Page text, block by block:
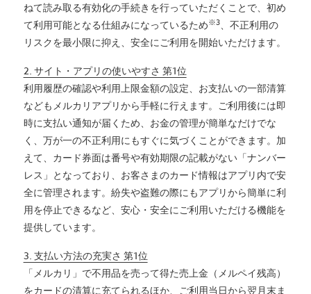
ねて読み取る有効化の手続きを行っていただくことで、初め
て利用可能となる仕組みになっているため※3、不正利用の
リスクを最小限に抑え、安全にご利用を開始いただけます。
2. サイト・アプリの使いやすさ 第1位
利用履歴の確認や利用上限金額の設定、お支払いの一部清算
などもメルカリアプリから手軽に行えます。ご利用後には即
時に支払い通知が届くため、お金の管理が簡単なだけでな
く、万が一の不正利用にもすぐに気づくことができます。加
えて、カード券面は番号や有効期限の記載がない「ナンバー
レス」となっており、お客さまのカード情報はアプリ内で安
全に管理されます。紛失や盗難の際にもアプリから簡単に利
用を停止できるなど、安心・安全にご利用いただける機能を
提供しています。
3. 支払い方法の充実さ 第1位
「メルカリ」で不用品を売って得た売上金（メルペイ残高）
をカードの清算に充てられるほか、ご利用当日から翌月末ま